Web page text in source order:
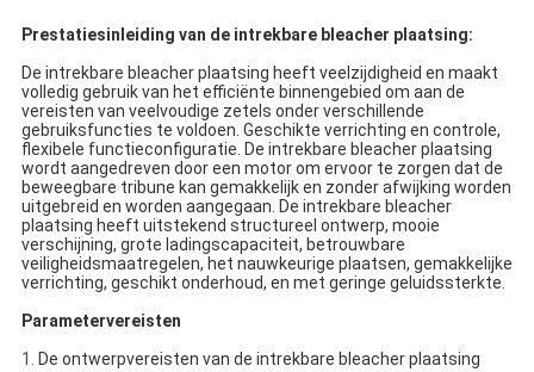
Prestatiesinleiding van de intrekbare bleacher plaatsing:
De intrekbare bleacher plaatsing heeft veelzijdigheid en maakt
volledig gebruik van het efficiënte binnengebied om aan de
vereisten van veelvoudige zetels onder verschillende
gebruiksfuncties te voldoen. Geschikte verrichting en controle,
flexibele functieconfiguratie. De intrekbare bleacher plaatsing
wordt aangedreven door een motor om ervoor te zorgen dat de
beweegbare tribune kan gemakkelijk en zonder afwijking worden
uitgebreid en worden aangegaan. De intrekbare bleacher
plaatsing heeft uitstekend structureel ontwerp, mooie
verschijning, grote ladingscapaciteit, betrouwbare
veiligheidsmaatregelen, het nauwkeurige plaatsen, gemakkelijke
verrichting, geschikt onderhoud, en met geringe geluidssterkte.
Parametervereisten
1. De ontwerpvereisten van de intrekbare bleacher plaatsing